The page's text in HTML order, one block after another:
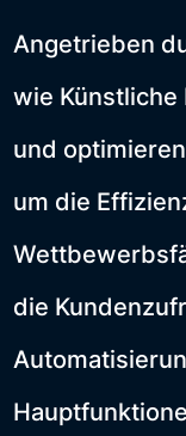
Angetrieben
wie Künstliche
und
um die
die